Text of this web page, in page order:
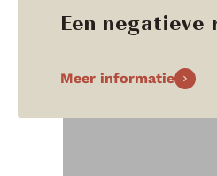
Een negatieve
Meer informatie